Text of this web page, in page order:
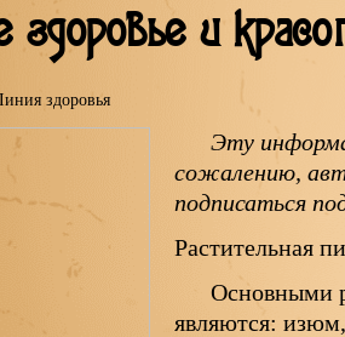
и
здоровья
Эту
сожалению,
подписаться
Растительная
Основными
являются: